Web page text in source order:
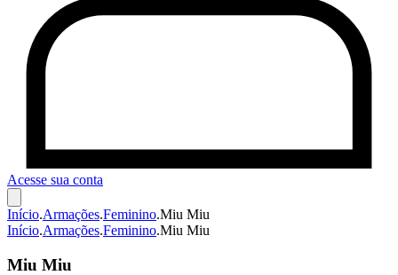
Acesse sua conta
Início.Armações.Feminino.Miu Miu
Início.Armações.Feminino.Miu Miu
Miu Miu